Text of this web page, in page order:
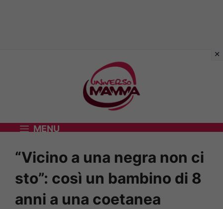
MENU
“Vicino a una negra non ci
sto”: così un bambino di 8
anni a una coetanea